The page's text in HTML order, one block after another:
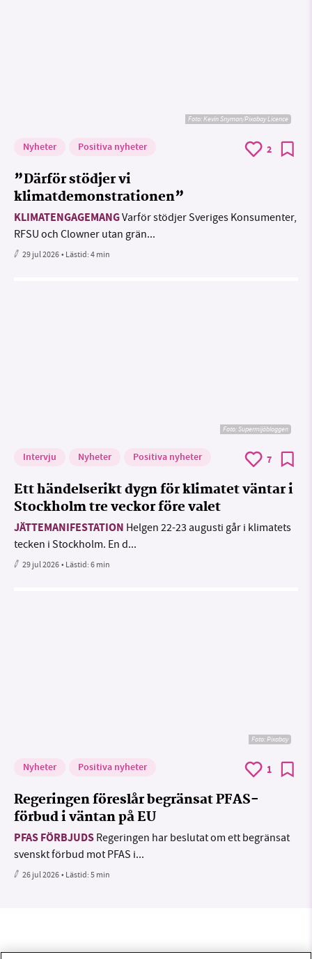
Foto:Kevin Snyman/Pixabay Licence
Nyheter Positiva nyheter 2
”Därför stödjer vi
klimatdemonstrationen”
KLIMATENGAGEMANGVarför stödjer Sveriges Konsumenter,
RFSU och Clowner utan grän...
29 jul 2026• Lästid:4 min
Foto: Supermijöbloggen
Intervju Nyheter Positiva nyheter 7
Ett händelserikt dygn för klimatet väntar i
Stockholm tre veckor före valet
JÄTTEMANIFESTATION Helgen 22-23 augusti går i klimatets
tecken i Stockholm. En d...
29 jul 2026• Lästid:6 min
Foto:Pixabay
Nyheter Positiva nyheter 1
Regeringen föreslår begränsat PFAS-
förbud i väntan på EU
PFAS FÖRBJUDS Regeringen har beslutat om ett begränsat
svenskt förbud mot PFAS i...
26 jul 2026• Lästid:5 min